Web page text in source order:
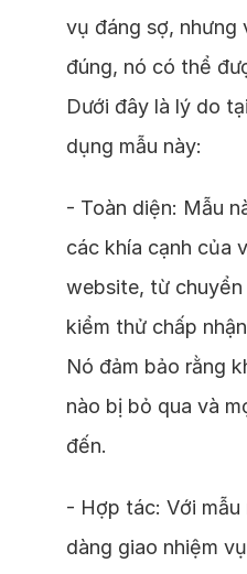
vụ đáng sợ, nhưng
đúng, nó có thể
Dưới đây là lý do
dụng mẫu này:
- Toàn diện: Mẫu
các khía cạnh của
website, từ
kiểm thử chấp
Nó đảm bảo rằng
nào bị bỏ qua và
đến.
- Hợp tác: Với
dàng giao nhiệm